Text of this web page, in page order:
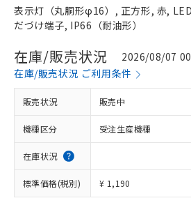
表示灯（丸胴形φ16）, 正方形, 赤,
だづけ端子, IP66（耐油形）
在庫/販売状況
2026/08/07
在庫/販売状況 ご利用条件
販売状況 販売中
機種区分 受注生産機種
在庫状況
標準価格(税別) ¥ 1,190